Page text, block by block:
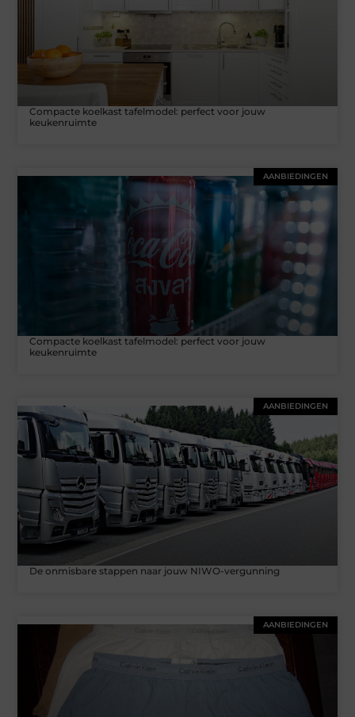
Compacte koelkast tafelmodel: perfect voor jouw
keukenruimte
AANBIEDINGEN
Compacte koelkast tafelmodel: perfect voor jouw
keukenruimte
AANBIEDINGEN
De onmisbare stappen naar jouw NIWO-vergunning
AANBIEDINGEN